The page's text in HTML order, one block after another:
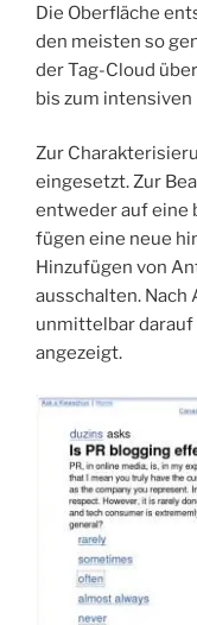
Die Oberfläche
den meisten so
der Tag-Cloud
bis zum intensiven
Zur
eingesetzt. Zur
entweder auf eine
fügen eine neue
Hinzufügen von
ausschalten.
unmittelbar
angezeigt.